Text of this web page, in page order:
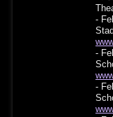
-
-
-